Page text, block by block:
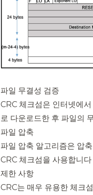
파일 무결성 검증
CRC 체크섬은 인터넷에
로 다운로드한 후 파일의
파일 압축
파일 압축 알고리즘은 압
CRC 체크섬을 사용합니다
제한 사항
CRC는 매우 유용한 체크